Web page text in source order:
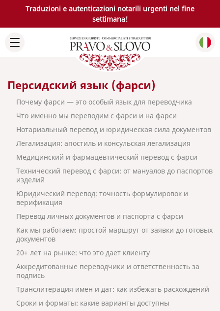
Traduzioni e autenticazioni notarili urgenti nel fine
settimana!
Персидский язык (фарси)
Почему фарси — это особый язык для переводчика
Что именно мы переводим с фарси и на фарси
Нотариальный перевод и юридическая сила документов
Легализация: апостиль и консульская легализация
Медицинский и фармацевтический перевод с фарси
Технический перевод с фарси: от мануалов до паспортов
изделий
Юридический перевод: точность формулировок и
верификация
Перевод личных документов и паспорта с фарси
Как мы работаем: простой маршрут от заявки до готовых
документов
20+ лет на рынке: что это дает клиенту
Аккредитованные переводчики и ответственность за
подпись
Транслитерация имен и дат: как избежать расхождений
Сроки и форматы: какие варианты доступны